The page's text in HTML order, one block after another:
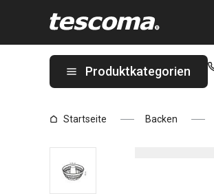
Produktkategorien
Startseite Backen